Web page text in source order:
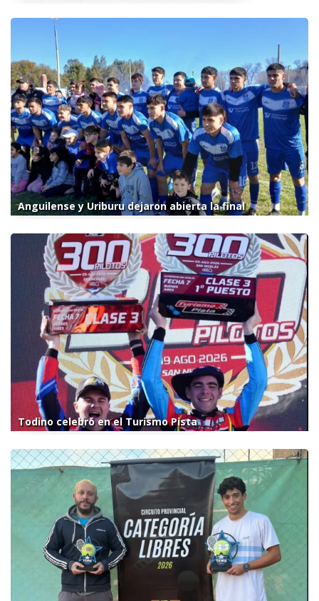
Anguilense y Uriburu dejaron abierta la final
Todino celebró en el Turismo Pista